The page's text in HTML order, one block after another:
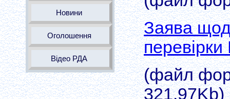
Новини
Оголошення
Відео РДА
Заява
(файл
321.97Kb)